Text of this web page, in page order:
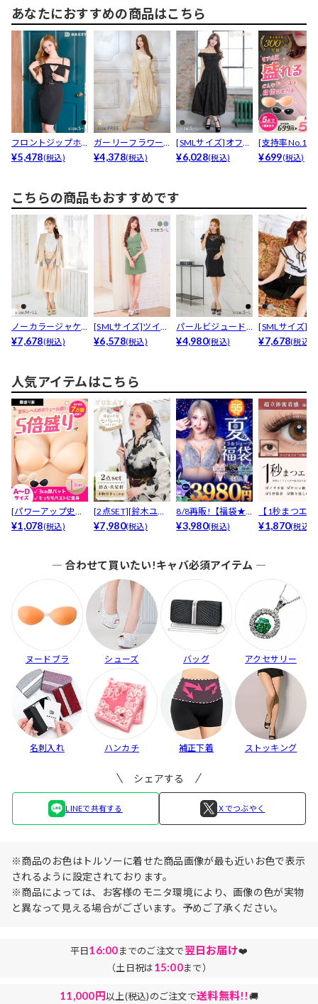
あなたにおすすめの商品はこちら
フロントジップホ
ールベルトモチー
¥5,478(税込)
ガーリーフラワー
プリントフロント
¥4,378(税込)
[SMLサイズ]オフシ
ョルダーパンチン...
¥6,028(税込)
[支持率No.1★
コン100％ヌ
¥699(税込)
こちらの商品もおすすめです
ノーカラージャケ
ット&フラワー...
¥7,678(税込)
[SMLサイズ]ツイー
ドチェーンフェイ...
¥6,578(税込)
パールビジュード
ッキングレースフ
¥4,980(税込)
[SMLサイズ]
イリボンパイ
¥7,678(税込)
人気アイテムはこちら
[パワーアップ史上
最強5倍盛りアップ
¥1,078(税込)
[2点SET][鈴木ユリ
ア(baby)...
¥7,980(税込)
8/8再販!【福袋★
ブラセット3点
¥3,980(税込)
【1秒まつエ
リュームタイ
¥1,870(税込)
― 合わせて買いたい!キャバ必須アイテム ―
ヌードブラ シューズ バッグ アクセサリー
名刺入れ ハンカチ 補正下着 ストッキング
シェアする
LINEで共有する Ｘでつぶやく
※商品のお色はトルソーに着せた商品画像が最も近いお色で表示
されるように設定されております。
※商品によっては、お客様のモニタ環境により、画像の色が実物
と異なって見える場合がございます。予めご了承ください。
平日16:00までのご注文で翌日お届け❤️
（土日祝は15:00まで）
11,000円以上(税込)のご注文で送料無料!!🚚